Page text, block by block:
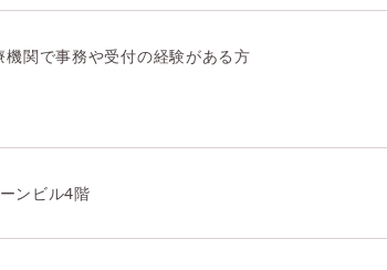
機関で事務や受付の経験がある方
ンビル4階